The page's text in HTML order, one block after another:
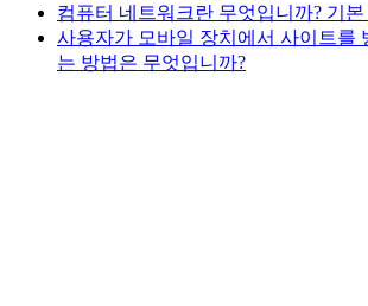
컴퓨터 네트워크란 무엇입니까? 기본
사용자가 모바일 장치에서 사이트를
는 방법은 무엇입니까?